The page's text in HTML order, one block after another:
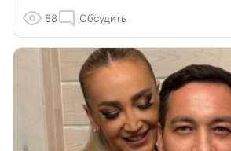
88 Обсудить